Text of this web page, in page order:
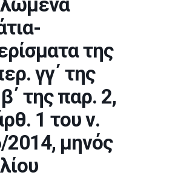
της
γγ΄ της
της παρ. 2,
1 του ν.
2014, μηνός